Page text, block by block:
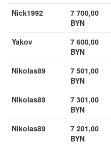
Nick1992
7 700,00
BYN
Yakov
7 600,00
BYN
Nikolas89
7 501,00
BYN
Nikolas89
7 301,00
BYN
Nikolas89
7 201,00
BYN